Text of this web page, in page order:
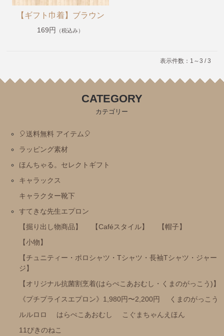
めがねうさぎ・ねないこだれだ・おばけのてんぷら
ばけばけばけばけばけたくん
ぺんぎんたいそう
くませんせい
tupera tupera（しろくまのパンツ）
ミッフィー・Ⅾick Bruna
トムとジェリー
にじいろのさかな
おまえうまそうだな
ねずみさんのながいパン
ディズニー
【ギフト巾着】ブラウン
169円 （税込み）
表示件数：1～3 / 3
CATEGORY
カテゴリー
🎈送料無料 アイテム🎈
ラッピング素材
ほんちゃる。セレクトギフト
キャラックス
キャラクター靴下
すてきな先生エプロン
【掘り出し物商品】
【Caféスタイル】
【帽子】
【小物】
【チュニティー・ポロシャツ・Tシャツ・長袖Tシャツ・ジャー
ジ】
【オリジナル抗菌割烹着(はらぺこあおむし・くまのがっこう)】
《プチプライスエプロン》1,980円〜2,200円
くまのがっこう
ルルロロ
はらぺこあおむし
こぐまちゃんえほん
11ぴきのねこ